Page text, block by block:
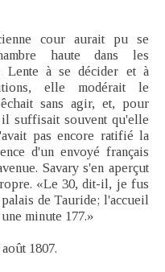
cour aurait pu se
haute dans les
Lente à se décider et à
elle modérait le
sans agir, et, pour
il suffisait souvent qu'elle
pas encore ratifié la
d'un envoyé français
Savary s'en aperçut
«Le 30, dit-il, je fus
de Tauride; l'accueil
minute 177.»
1807.